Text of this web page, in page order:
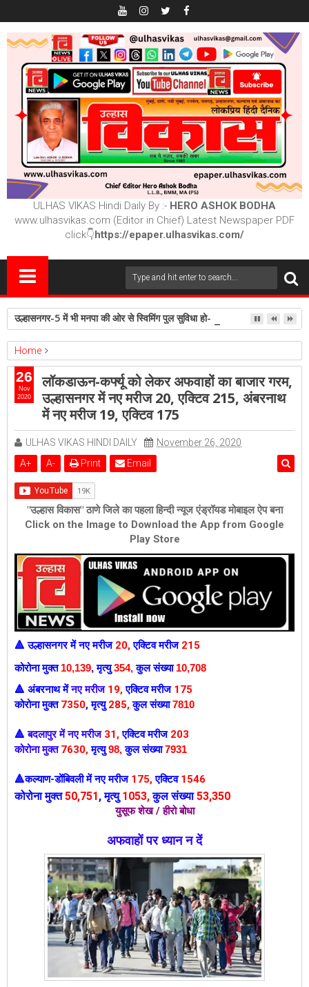
ULHAS VIKAS Hindi Daily By :- HERO ASHOK BODHA
www.ulhasvikas.com (Editor in Chief) Latest Newspaper PDF
click👇https://epaper.ulhasvikas.com/
उल्हासनगर-5 में भी मनपा की ओर से स्विमिंग पुल सुविधा हो- शेरी लुंड
Home
ambernath
Featured kalyan
ulhasnagar
लॉकडाऊन-कर्फ्यू को लेकर अफवाहों का बाजार गरम, उल्हासनगर में नए मरीज 20,
एक्टिव 215, अंबरनाथ में नए मरीज 19, एक्टिव 175
लॉकडाऊन-कर्फ्यू को लेकर अफवाहों का बाजार गरम,
उल्हासनगर में नए मरीज 20, एक्टिव 215, अंबरनाथ
में नए मरीज 19, एक्टिव 175
ULHAS VIKAS HINDI DAILY
November 26, 2020
A+ A- Print Email
"उल्हास विकास" ठाणे जिले का पहला हिन्दी न्यूज एंड्रॉयड मोबाइल ऐप बना
Click on the Image to Download the App from Google
Play Store
🔺उल्हासनगर मेंनए मरीज20,एक्टिव मरीज 215
कोरोना मुक्त10,139,मृत्यु354, कुल संख्या10,708
🔺 अंबरनाथ मेंनए मरीज 19, एक्टिव मरीज 175
कोरोना मुक्त7350,मृत्यु285, कुल संख्या7810
🔺 बदलापुर में नए मरीज 31,एक्टिव मरीज203
कोरोना मुक्त7630,मृत्यु98,कुल संख्या7931
🔺कल्याण-डोंबिवली मेंनए मरीज 175, एक्टिव1546
कोरोना मुक्त50,751,मृत्यु 1053,कुल संख्या53,350
युसूफ शेख / हीरो बोधा
अफवाहों पर ध्यान न दें
26
Nov
2020